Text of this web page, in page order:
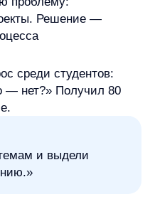
вопрос.
продаж по
в отзывах»
придумал».
— задайте